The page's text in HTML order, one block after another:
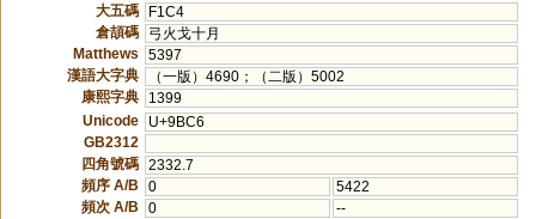
大五碼
F1C4
倉頡碼
弓火戈十月
Matthews
5397
漢語大字典
（一版）4690；（二版）5002
康熙字典
1399
Unicode
U+9BC6
GB2312
四角號碼 2332.7
頻序 A/B
0
5422
頻次 A/B
0
--